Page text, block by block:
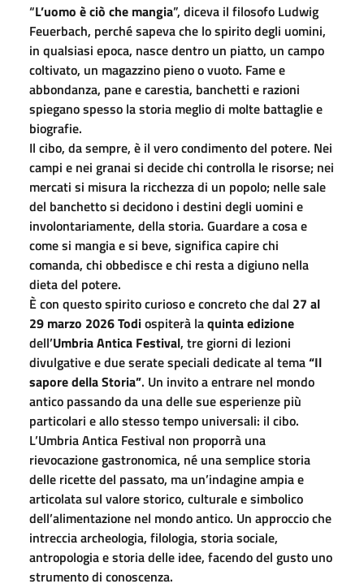
“L’uomo è ciò che mangia”, diceva il filosofo Ludwig
Feuerbach, perché sapeva che lo spirito degli uomini,
in qualsiasi epoca, nasce dentro un piatto, un campo
coltivato, un magazzino pieno o vuoto. Fame e
abbondanza, pane e carestia, banchetti e razioni
spiegano spesso la storia meglio di molte battaglie e
biografie.
Il cibo, da sempre, è il vero condimento del potere. Nei
campi e nei granai si decide chi controlla le risorse; nei
mercati si misura la ricchezza di un popolo; nelle sale
del banchetto si decidono i destini degli uomini e
involontariamente, della storia. Guardare a cosa e
come si mangia e si beve, significa capire chi
comanda, chi obbedisce e chi resta a digiuno nella
dieta del potere.
È con questo spirito curioso e concreto che dal 27 al
29 marzo 2026Todiospiterà laquinta edizione
dell’Umbria Antica Festival, tre giorni di lezioni
divulgative e due serate speciali dedicate al tema“Il
sapore della Storia”. Un invito a entrare nel mondo
antico passando da una delle sue esperienze più
particolari e allo stesso tempo universali: il cibo.
L’Umbria Antica Festival non proporrà una
rievocazione gastronomica, né una semplice storia
delle ricette del passato, ma un’indagine ampia e
articolata sul valore storico, culturale e simbolico
dell’alimentazione nel mondo antico. Un approccio che
intreccia archeologia, filologia, storia sociale,
antropologia e storia delle idee, facendo del gusto uno
strumento di conoscenza.